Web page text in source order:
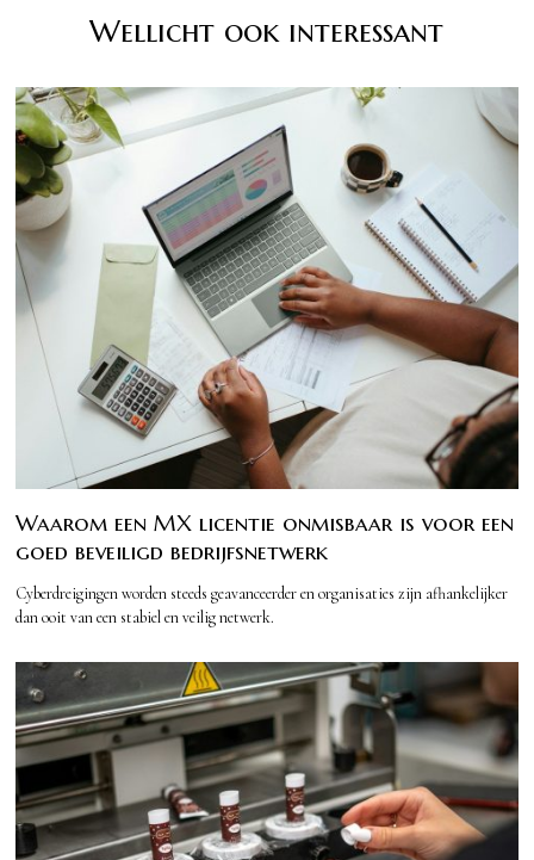
Wellicht ook interessant
Waarom een MX licentie onmisbaar is voor een
goed beveiligd bedrijfsnetwerk
Cyberdreigingen worden steeds geavanceerder en organisaties zijn afhankelijker
dan ooit van een stabiel en veilig netwerk.